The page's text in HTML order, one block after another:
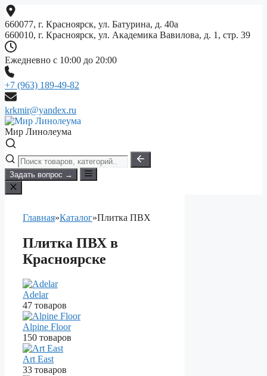
Перейти
к
содержимому
660077, г. Красноярск, ул. Батурина, д. 40а
660010, г. Красноярск, ул. Академика Вавилова, д. 1, стр. 39
Ежедневно с 10:00 до 20:00
+7 (963) 189-49-82
krkmir@yandex.ru
Мир Линолеума
Задать вопрос →
Главная»Каталог»Плитка ПВХ
Плитка ПВХ в
Красноярске
Adelar
47 товаров
Alpine Floor
150 товаров
Art East
33 товаров